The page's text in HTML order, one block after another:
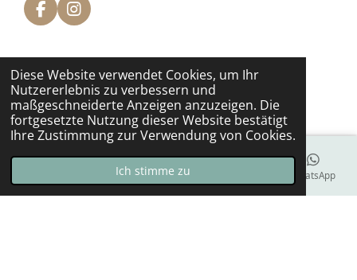
Diese Website verwendet Cookies, um Ihr
Nutzererlebnis zu verbessern und
maßgeschneiderte Anzeigen anzuzeigen. Die
fortgesetzte Nutzung dieser Website bestätigt
Ihre Zustimmung zur Verwendung von Cookies.
Ich stimme zu
F
a
e
b
o
o
k
I
n
t
a
g
r
a
m
Telefon Karte WhatsApp